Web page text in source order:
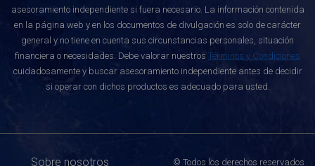
asesoramiento independiente si fuera necesario. La información contenida
en la página web y en los documentos de divulgación es solo de carácter
general y no tiene en cuenta sus circunstancias personales, situación
financiera o necesidades. Debe valorar nuestros Términos y Condiciones
cuidadosamente y buscar asesoramiento independiente antes de decidir
si operar con dichos productos es adecuado para usted.
Sobre nosotros © Todos los derechos reservados